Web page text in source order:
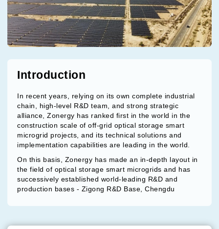
Introduction
In recent years, relying on its own complete industrial
chain, high-level R&D team, and strong strategic
alliance, Zonergy has ranked first in the world in the
construction scale of off-grid optical storage smart
microgrid projects, and its technical solutions and
implementation capabilities are leading in the world.
On this basis, Zonergy has made an in-depth layout in
the field of optical storage smart microgrids and has
successively established world-leading R&D and
production bases - Zigong R&D Base, Chengdu
about 140 mu. The base has been awarded the